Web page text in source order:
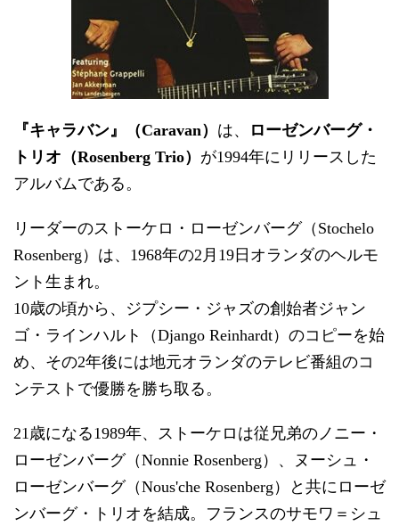
『キャラバン』（Caravan） は、
ローゼンバーグ・
トリオ（Rosenberg Trio） が1994年にリリースした
アルバムである。
リーダーのストーケロ・ローゼンバーグ（Stochelo
Rosenberg）は、1968年の2月19日オランダのヘルモ
ント生まれ。
10歳の頃から、ジプシー・ジャズの創始者ジャン
ゴ・ラインハルト（Django Reinhardt）のコピーを始
め、その2年後には地元オランダのテレビ番組のコ
ンテストで優勝を勝ち取る。
21歳になる1989年、ストーケロは従兄弟のノニー・
ローゼンバーグ（Nonnie Rosenberg）、ヌーシュ・
ローゼンバーグ（Nous'che Rosenberg）と共にローゼ
ンバーグ・トリオを結成。フランスのサモワ＝シュ